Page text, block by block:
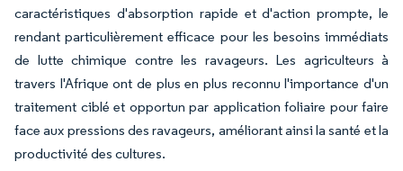
caractéristiques d'absorption rapide et d'action prompte, le
rendant particulièrement efficace pour les besoins immédiats
de lutte chimique contre les ravageurs. Les agriculteurs à
travers l'Afrique ont de plus en plus reconnu l'importance d'un
traitement ciblé et opportun par application foliaire pour faire
face aux pressions des ravageurs, améliorant ainsi la santé et la
productivité des cultures.